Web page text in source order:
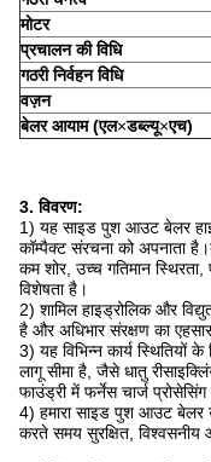
मोटर
प्रचालन की विधि
गठरी निर्वहन विधि
वज़न
बेलर आयाम (एल×डब्ल्यू×एच)
3. विवरण:
1) यह साइड पुश आउट बेलर
कॉम्पैक्ट संरचना को अपनाता
कम शोर, उच्च गतिमान
विशेषता है।
2) शामिल हाइड्रोलिक और
है और अधिभार संरक्षण का
3) यह विभिन्न कार्य
लागू सीमा है, जैसे धातु
फाउंड्री में फर्नेस चार्ज
4) हमारा साइड पुश आउट बेलर
करते समय सुरक्षित,